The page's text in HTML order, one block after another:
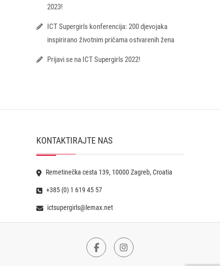
2023!
ICT Supergirls konferencija: 200 djevojaka
inspirirano životnim pričama ostvarenih žena
Prijavi se na ICT Supergirls 2022!
KONTAKTIRAJTE NAS
Remetinečka cesta 139, 10000 Zagreb, Croatia
+385 (0) 1 619 45 57
ictsupergirls@lemax.net
FacebookInstagram